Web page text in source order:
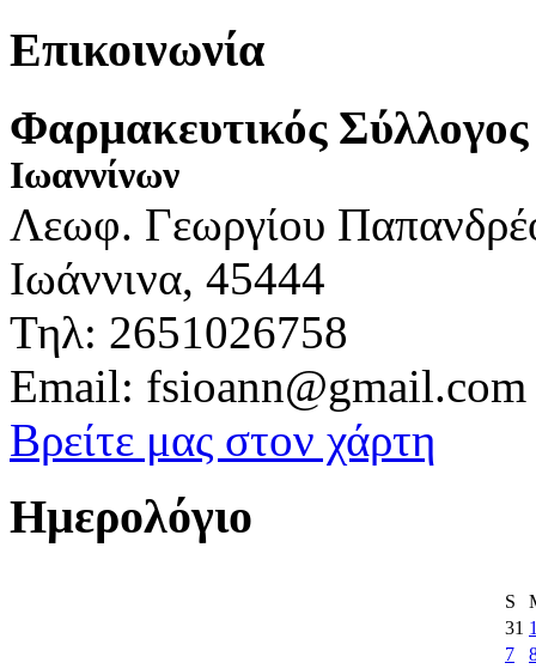
Επικοινωνία
Φαρμακευτικός Σύλλογος
Ιωαννίνων
Λεωφ. Γεωργίου
Ιωάννινα, 45444
Τηλ: 2651026758
Email: fsioann@gmail.com
Βρείτε μας στον χάρτη
Ημερολόγιο
S
31
7